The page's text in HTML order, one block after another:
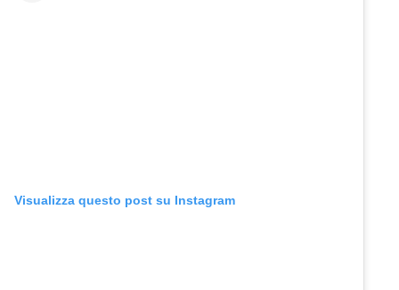
Visualizza questo post su Instagram